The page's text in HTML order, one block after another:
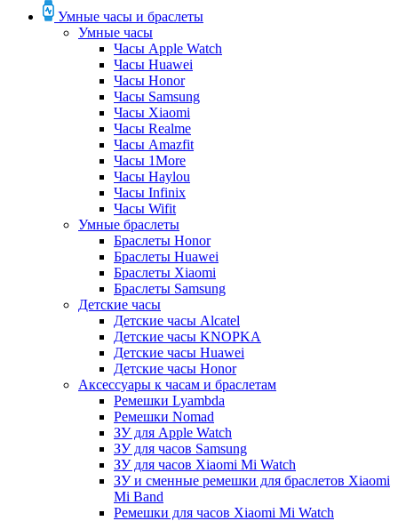
Умные часы и браслеты
Умные часы
Часы Apple Watch
Часы Huawei
Часы Honor
Часы Samsung
Часы Xiaomi
Часы Realme
Часы Amazfit
Часы 1More
Часы Haylou
Часы Infinix
Часы Wifit
Умные браслеты
Браслеты Honor
Браслеты Huawei
Браслеты Xiaomi
Браслеты Samsung
Детские часы
Детские часы Alcatel
Детские часы KNOPKA
Детские часы Huawei
Детские часы Honor
Аксессуары к часам и браслетам
Ремешки Lyambda
Ремешки Nomad
ЗУ для Apple Watch
ЗУ для часов Samsung
ЗУ для часов Xiaomi Mi Watch
ЗУ и сменные ремешки для браслетов Xiaomi
Mi Band
Ремешки для часов Xiaomi Mi Watch